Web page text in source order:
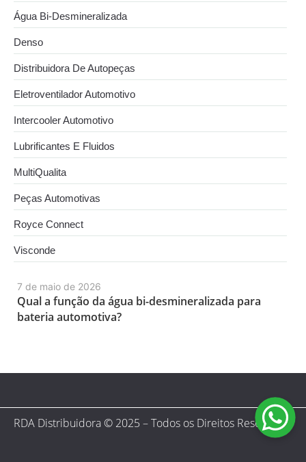
7 de maio de 2026
Qual a função da água bi-desmineralizada para
bateria automotiva?
Água Bi-Desmineralizada
Denso
Distribuidora De Autopeças
Eletroventilador Automotivo
Intercooler Automotivo
Lubrificantes E Fluidos
MultiQualita
Peças Automotivas
Royce Connect
Visconde
RDA Distribuidora © 2025 – Todos os Direitos Reservados